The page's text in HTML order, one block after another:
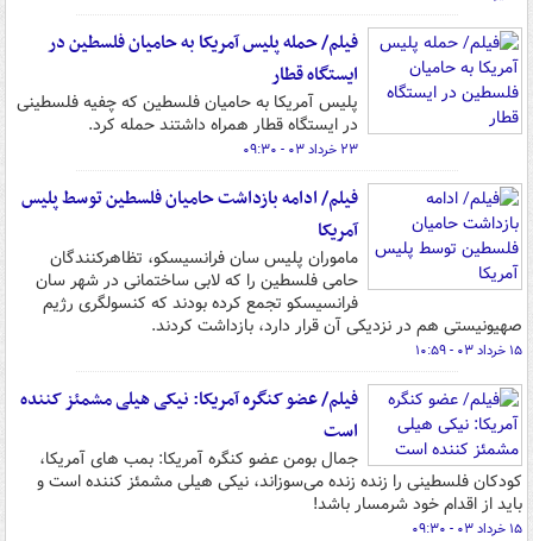
فیلم/ حمله پلیس آمریکا به حامیان فلسطین در
ایستگاه قطار
پلیس آمریکا به حامیان فلسطین که چفیه فلسطینی
در ایستگاه قطار همراه داشتند حمله کرد.
۲۳ خرداد ۰۳ - ۰۹:۳۰
فیلم/ ادامه بازداشت حامیان فلسطین توسط پلیس
آمریکا
ماموران پلیس سان فرانسیسکو، تظاهرکنندگان
حامی فلسطین را که لابی ساختمانی در شهر سان
فرانسیسکو تجمع کرده بودند که کنسولگری رژیم
صهیونیستی هم در نزدیکی آن قرار دارد، بازداشت کردند.
۱۵ خرداد ۰۳ - ۱۰:۵۹
فیلم/ عضو کنگره آمریکا: نیکی هیلی مشمئز کننده
است
جمال بومن عضو کنگره آمریکا: بمب های آمریکا،
کودکان فلسطینی را زنده زنده می‌سوزاند، نیکی هیلی مشمئز کننده است و
باید از اقدام خود شرمسار باشد!
۱۵ خرداد ۰۳ - ۰۹:۳۰